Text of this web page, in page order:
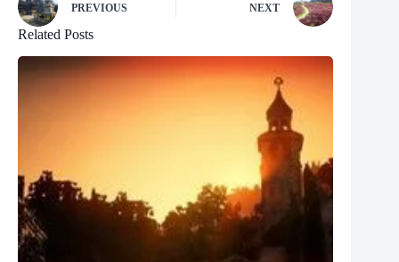
PREVIOUS NEXT
Related Posts